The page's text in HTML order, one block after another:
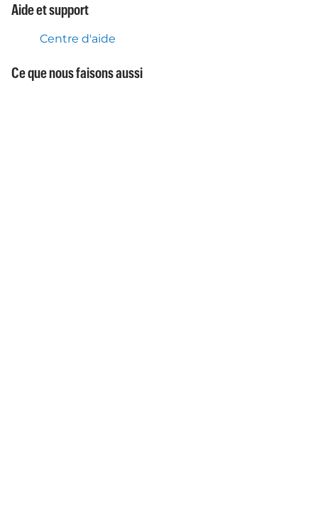
Aide et support
Centre d'aide
Ce que nous faisons aussi